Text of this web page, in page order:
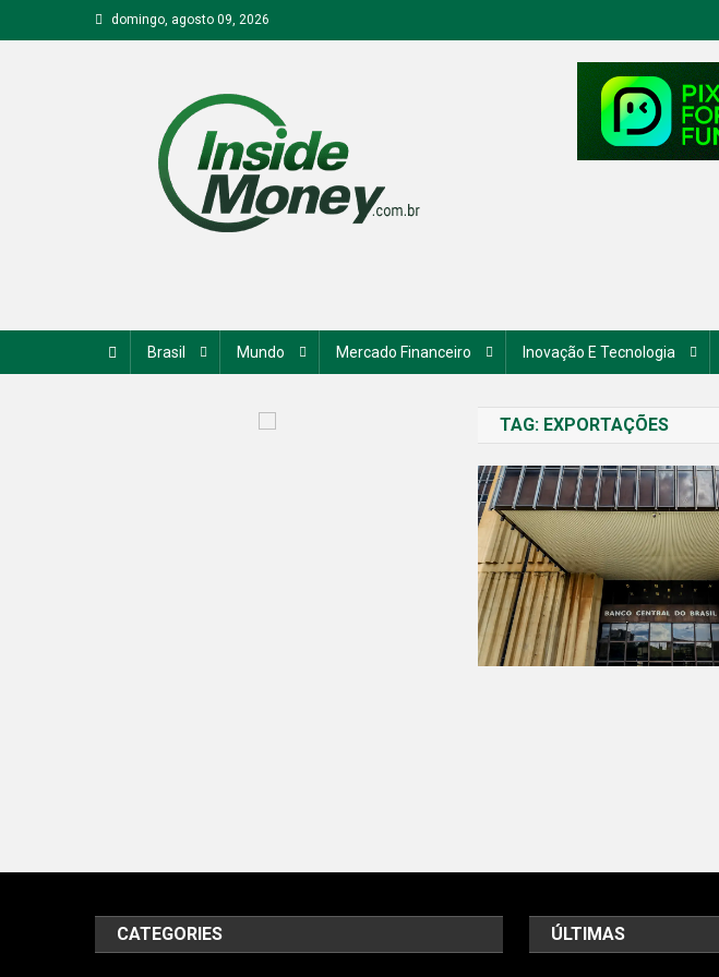
to
domingo, agosto 09, 2026
Brasil Mundo Mercado Financeiro Inovação E Tecnologia
TAG: EXPORTAÇÕES
CATEGORIES ÚLTIMAS